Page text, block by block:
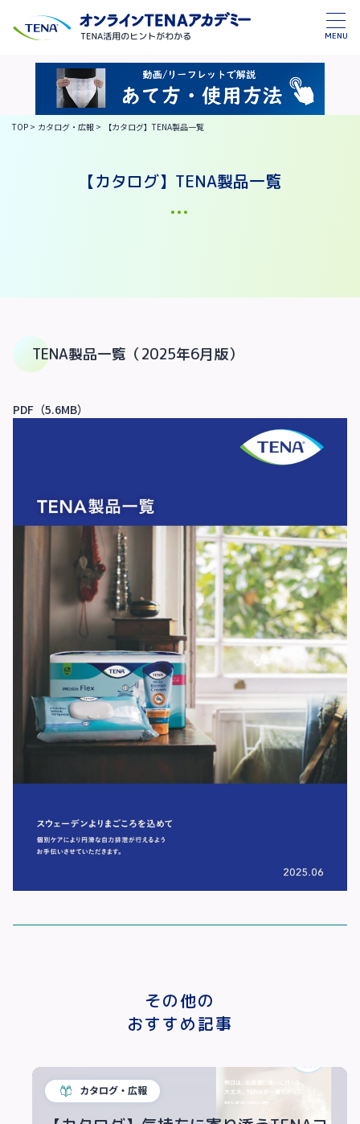
MENU
TOP > カタログ・広報 > 【カタログ】TENA製品一覧
【カタログ】TENA製品一覧
TENA製品一覧（2025年6月版）
PDF（5.6MB）
その他の
おすすめ記事
カタログ・広報